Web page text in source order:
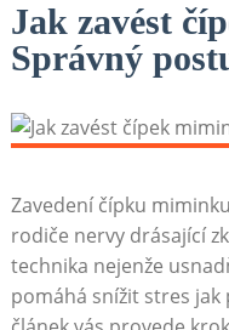
Jak zavést
Správný
Zavedení čípku
rodiče nervy drásající
technika nejenže
pomáhá snížit stres